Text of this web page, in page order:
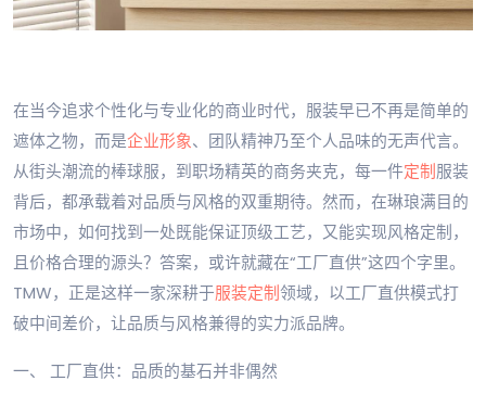
在当今追求个性化与专业化的商业时代，服装早已不再是简单的
遮体之物，而是企业形象、团队精神乃至个人品味的无声代言。
从街头潮流的棒球服，到职场精英的商务夹克，每一件定制服装
背后，都承载着对品质与风格的双重期待。然而，在琳琅满目的
市场中，如何找到一处既能保证顶级工艺，又能实现风格定制，
且价格合理的源头？答案，或许就藏在“工厂直供”这四个字里。
TMW，正是这样一家深耕于服装定制领域，以工厂直供模式打
破中间差价，让品质与风格兼得的实力派品牌。
一、 工厂直供：品质的基石并非偶然